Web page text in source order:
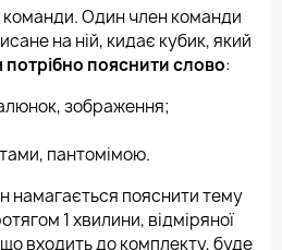
команди. Один член команди
на ній, кидає кубик, який
потрібно пояснити слово:
зображення;
пантомімою.
намагається пояснити тему
1 хвилини, відміряної
входить до комплекту, буде